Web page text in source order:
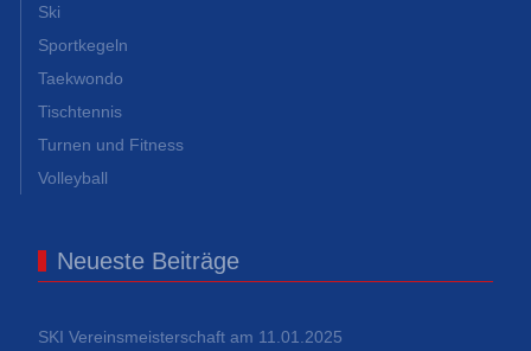
Ski
Sportkegeln
Taekwondo
Tischtennis
Turnen und Fitness
Volleyball
Neueste Beiträge
SKI Vereinsmeisterschaft am 11.01.2025